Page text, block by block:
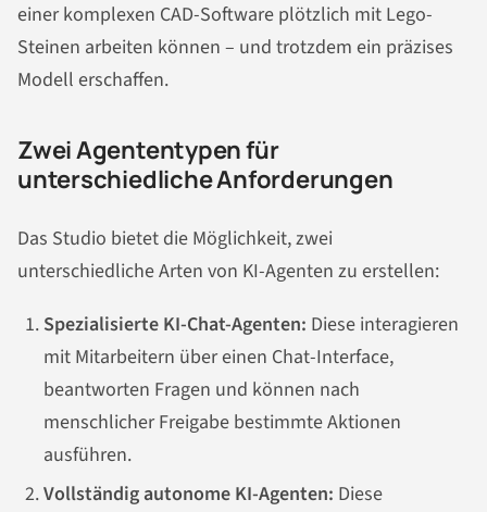
einer komplexen CAD-Software plötzlich mit Lego-
Steinen arbeiten können – und trotzdem ein präzises
Modell erschaffen.
Zwei Agententypen für
unterschiedliche Anforderungen
Das Studio bietet die Möglichkeit, zwei
unterschiedliche Arten von KI-Agenten zu erstellen:
Spezialisierte KI-Chat-Agenten: Diese interagieren
mit Mitarbeitern über einen Chat-Interface,
beantworten Fragen und können nach
menschlicher Freigabe bestimmte Aktionen
ausführen.
Vollständig autonome KI-Agenten: Diese